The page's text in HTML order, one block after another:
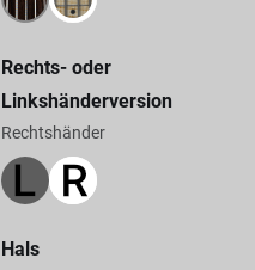
Rechts- oder
Linkshänderversion
Rechtshänder
Hals